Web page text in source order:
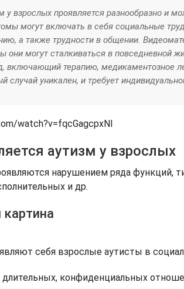
у взрослых проявляется разнообразно и
могут включать в себя социальные
а также трудности в общении.
они могут сталкиваться в повседневной
включающий терапию, медикаментозное
случай уникален, и требует
watch?v=fqcGagcpxNI
аутизм у взрослых
нарушением ряда функций,
и др.
себя взрослые аутисты в
конфиденциальных